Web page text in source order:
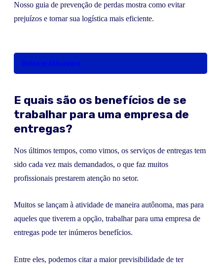
Nosso guia de prevenção de perdas mostra como evitar
prejuízos e tornar sua logística mais eficiente.
Baixe grátis agora
E quais são os benefícios de se
trabalhar para uma empresa de
entregas?
Nos últimos tempos, como vimos, os serviços de entregas tem
sido cada vez mais demandados, o que faz muitos
profissionais prestarem atenção no setor.
Muitos se lançam à atividade de maneira autônoma, mas para
aqueles que tiverem a opção, trabalhar para uma empresa de
entregas pode ter inúmeros benefícios.
Entre eles, podemos citar a maior previsibilidade de ter